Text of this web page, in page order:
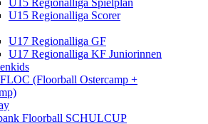
U15 Regionalliga Scorer
U17 Regionalliga GF
U17 Regionalliga KF Juniorinnen
(Floorball Ostercamp +
Floorball SCHULCUP